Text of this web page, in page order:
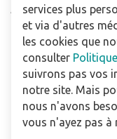
Abonnez-vous à la
Pour les
Téléchargements
Politique de
Conditions
services plus
et via d'autres
les cookies que
consulter
suivrons pas vos
notre site. Mais
nous n'avons
vous n'ayez pas à